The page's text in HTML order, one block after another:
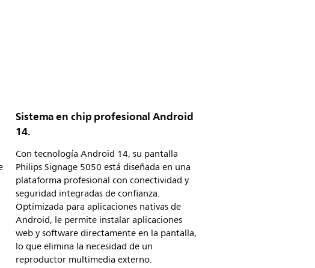
Sistema en chip profesional Android
14.
Con tecnología Android 14, su pantalla
Philips Signage 5050 está diseñada en una
plataforma profesional con conectividad y
seguridad integradas de confianza.
Optimizada para aplicaciones nativas de
Android, le permite instalar aplicaciones
web y software directamente en la pantalla,
lo que elimina la necesidad de un
reproductor multimedia externo.